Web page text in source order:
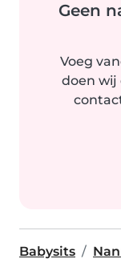
Geen
Voeg
doen wij
Babysits